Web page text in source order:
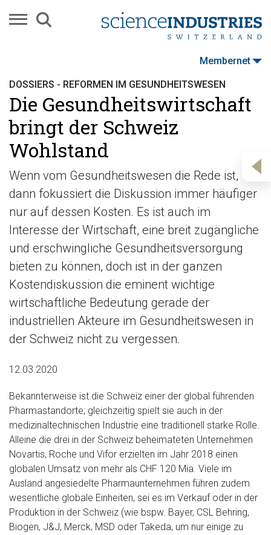
Membernet
DOSSIERS - REFORMEN IM GESUNDHEITSWESEN
Die Gesundheitswirtschaft
bringt der Schweiz
Wohlstand
Wenn vom Gesundheitswesen die Rede ist,
dann fokussiert die Diskussion immer häufiger
nur auf dessen Kosten. Es ist auch im
Interesse der Wirtschaft, eine breit zugängliche
und erschwingliche Gesundheitsversorgung
bieten zu können, doch ist in der ganzen
Kostendiskussion die eminent wichtige
wirtschaftliche Bedeutung gerade der
industriellen Akteure im Gesundheitswesen in
der Schweiz nicht zu vergessen.
12.03.2020
Bekannterweise ist die Schweiz einer der global führenden
Pharmastandorte; gleichzeitig spielt sie auch in der
medizinaltechnischen Industrie eine traditionell starke Rolle.
Alleine die drei in der Schweiz beheimateten Unternehmen
Novartis, Roche und Vifor erzielten im Jahr 2018 einen
globalen Umsatz von mehr als CHF 120 Mia. Viele im
Ausland angesiedelte Pharmaunternehmen führen zudem
wesentliche globale Einheiten, sei es im Verkauf oder in der
Produktion in der Schweiz (wie bspw. Bayer, CSL Behring,
Biogen, J&J, Merck, MSD oder Takeda, um nur einige zu